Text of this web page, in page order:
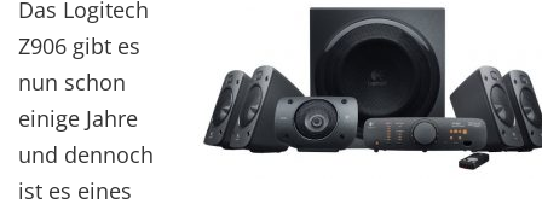
Das Logitech
Z906 gibt es
nun schon
einige Jahre
und dennoch
ist es eines